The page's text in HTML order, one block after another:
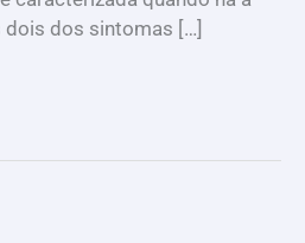
dois dos sintomas […]